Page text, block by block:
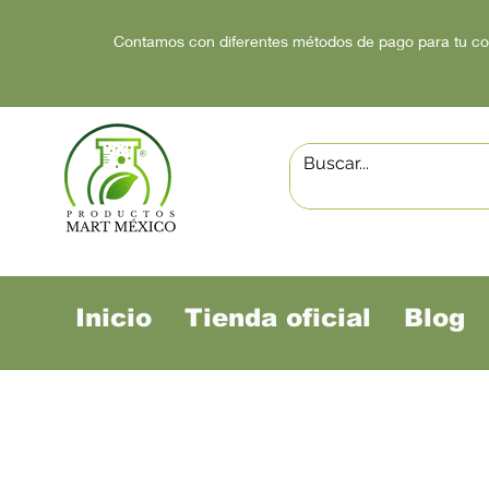
Contamos con diferentes métodos de pago para tu
Inicio Tienda oficial Blog